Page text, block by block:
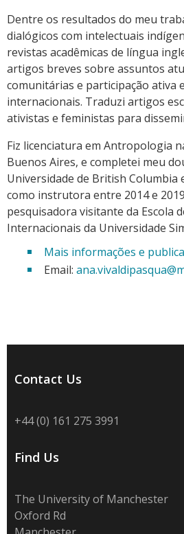
Dentre os resultados do meu
dialógicos com intelectuais
revistas acadêmicas de língua
artigos breves sobre assuntos
comunitárias e participação ativa
internacionais. Traduzi artigos
ativistas e feministas para
Fiz licenciatura em Antropologia
Buenos Aires, e completei meu
Universidade de British Columbia
como instrutora entre 2014 e
pesquisadora visitante da Escola
Internacionais da Universidade
Mais informações e
Email:
Contact Us
+44 (0) 161 275 3991
Find Us
The University of Manchester
Oxford Rd